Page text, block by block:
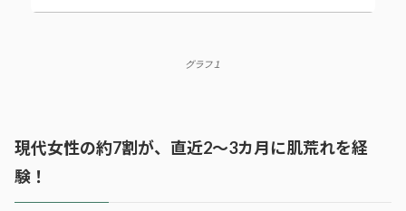
グラフ１
現代女性の約7割が、直近2～3カ月に肌荒れを経
験！